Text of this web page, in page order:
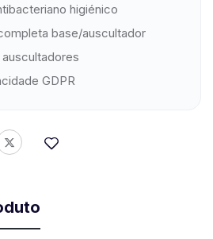
higiénico
base/auscultador
GDPR